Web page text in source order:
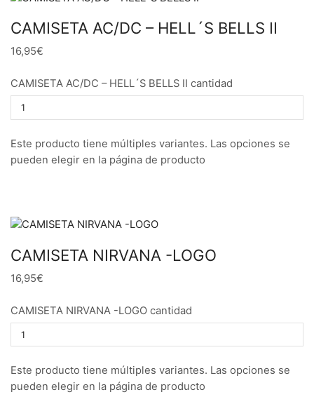
CAMISETA AC/DC – HELL´S BELLS II
16,95€
CAMISETA AC/DC – HELL´S BELLS II cantidad
Este producto tiene múltiples variantes. Las opciones se
pueden elegir en la página de producto
CAMISETA NIRVANA -LOGO
16,95€
CAMISETA NIRVANA -LOGO cantidad
Este producto tiene múltiples variantes. Las opciones se
pueden elegir en la página de producto